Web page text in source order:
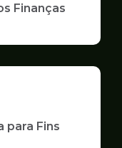
Finanças
para Fins